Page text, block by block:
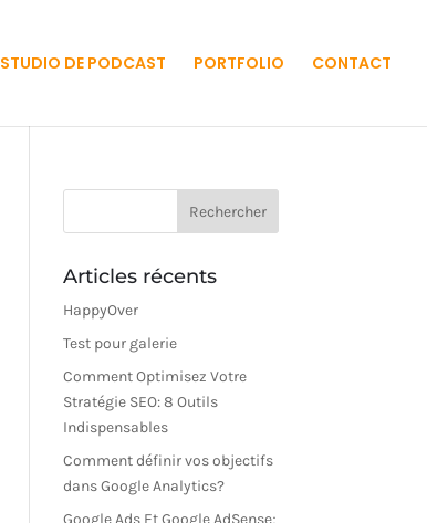
STUDIO DE PODCAST PORTFOLIO CONTACT
Articles récents
HappyOver
Test pour galerie
Comment Optimisez Votre
Stratégie SEO: 8 Outils
Indispensables
Comment définir vos objectifs
dans Google Analytics?
Google Ads Et Google AdSense;